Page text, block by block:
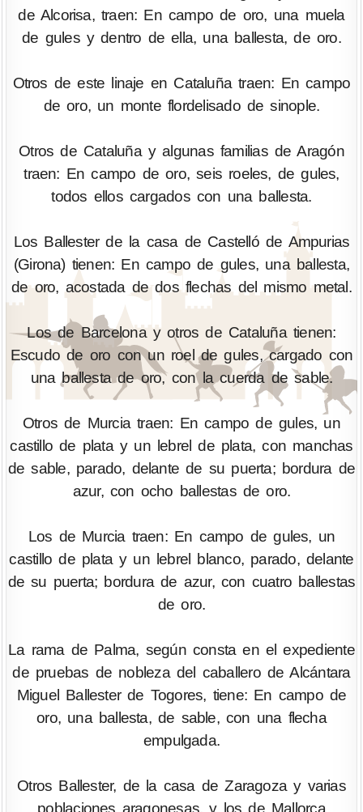
de Alcorisa, traen: En campo de oro, una muela
de gules y dentro de ella, una ballesta, de oro.
Otros de este linaje en Cataluña traen: En campo
de oro, un monte flordelisado de sinople.
Otros de Cataluña y algunas familias de Aragón
traen: En campo de oro, seis roeles, de gules,
todos ellos cargados con una ballesta.
Los Ballester de la casa de Castelló de Ampurias
(Girona) tienen: En campo de gules, una ballesta,
de oro, acostada de dos flechas del mismo metal.
Los de Barcelona y otros de Cataluña tienen:
Escudo de oro con un roel de gules, cargado con
una ballesta de oro, con la cuerda de sable.
Otros de Murcia traen: En campo de gules, un
castillo de plata y un lebrel de plata, con manchas
de sable, parado, delante de su puerta; bordura de
azur, con ocho ballestas de oro.
Los de Murcia traen: En campo de gules, un
castillo de plata y un lebrel blanco, parado, delante
de su puerta; bordura de azur, con cuatro ballestas
de oro.
La rama de Palma, según consta en el expediente
de pruebas de nobleza del caballero de Alcántara
Miguel Ballester de Togores, tiene: En campo de
oro, una ballesta, de sable, con una flecha
empulgada.
Otros Ballester, de la casa de Zaragoza y varias
poblaciones aragonesas, y los de Mallorca